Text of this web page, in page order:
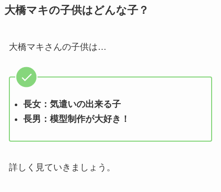
大橋マキの子供はどんな子？
大橋マキさんの子供は…
長女：気遣いの出来る子
長男：模型制作が大好き！
詳しく見ていきましょう。